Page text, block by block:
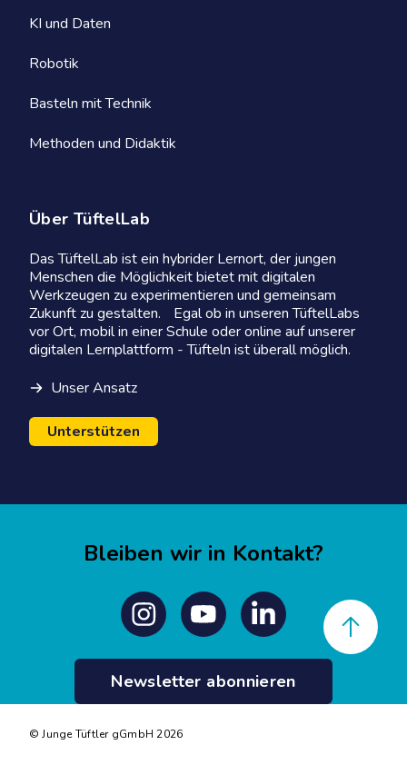
KI und Daten
Robotik
Basteln mit Technik
Methoden und Didaktik
Über TüftelLab
Das TüftelLab ist ein hybrider Lernort, der jungen
Menschen die Möglichkeit bietet mit digitalen
Werkzeugen zu experimentieren und gemeinsam
Zukunft zu gestalten. Egal ob in unseren TüftelLabs
vor Ort, mobil in einer Schule oder online auf unserer
digitalen Lernplattform - Tüfteln ist überall möglich.
Unser Ansatz
Unterstützen
Bleiben wir in Kontakt?
InstagramYoutube Linkedin
Newsletter abonnieren
© Junge Tüftler gGmbH 2026
Back to top